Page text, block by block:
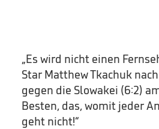
„Es wird nicht einen
Star Matthew Tkachuk
gegen die Slowakei (6:2)
Besten, das, womit jeder
geht nicht!“